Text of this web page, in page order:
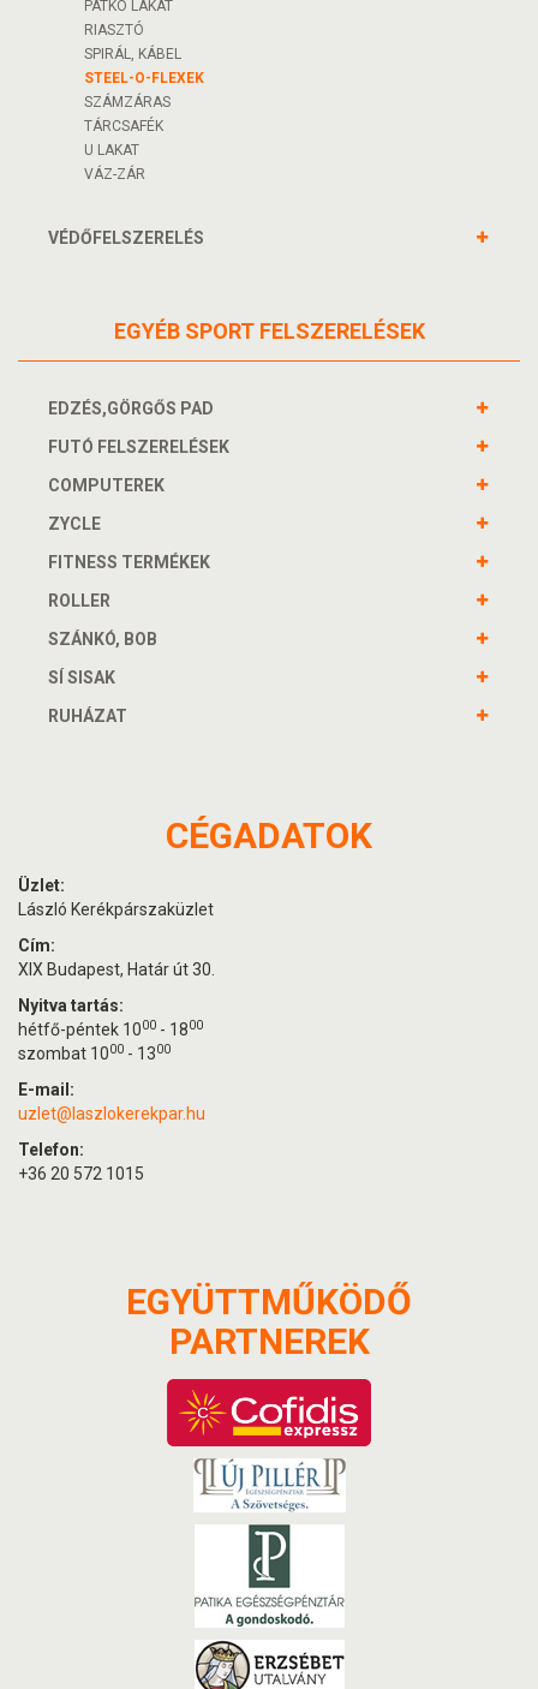
PATKÓ LAKAT
RIASZTÓ
SPIRÁL, KÁBEL
STEEL-O-FLEXEK
SZÁMZÁRAS
TÁRCSAFÉK
U LAKAT
VÁZ-ZÁR
VÉDŐFELSZERELÉS
EGYÉB SPORT FELSZERELÉSEK
EDZÉS,GÖRGŐS PAD
FUTÓ FELSZERELÉSEK
COMPUTEREK
ZYCLE
FITNESS TERMÉKEK
ROLLER
SZÁNKÓ, BOB
SÍ SISAK
RUHÁZAT
CÉGADATOK
Üzlet:
László Kerékpárszaküzlet
Cím:
XIX Budapest, Határ út 30.
Nyitva tartás:
hétfő-péntek 1000 - 1800
szombat 1000 - 1300
E-mail:
uzlet@laszlokerekpar.hu
Telefon:
+36 20 572 1015
EGYÜTTMŰKÖDŐ
PARTNEREK